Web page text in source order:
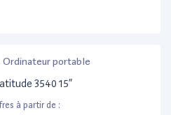
Ordinateur portable
3540 15”
à partir de :